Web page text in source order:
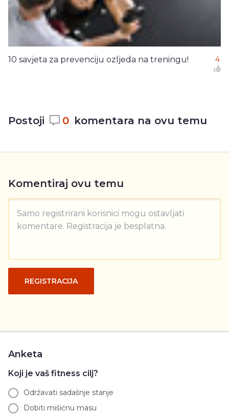
10 savjeta za prevenciju ozljeda na treningu! 4
Postoji 0 komentara na ovu temu
Komentiraj ovu temu
Samo registrirani korisnici mogu ostavljati
komentare. Registracija je besplatna.
REGISTRACIJA
Anketa
Koji je vaš fitness cilj?
Održavati sadašnje stanje
Dobiti mišićnu masu